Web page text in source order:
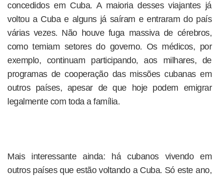
concedidos em Cuba. A maioria desses viajantes já
voltou a Cuba e alguns já saíram e entraram do país
várias vezes. Não houve fuga massiva de cérebros,
como temiam setores do governo. Os médicos, por
exemplo, continuam participando, aos milhares, de
programas de cooperação das missões cubanas em
outros países, apesar de que hoje podem emigrar
legalmente com toda a família.
Mais interessante ainda: há cubanos vivendo em
outros países que estão voltando a Cuba. Só este ano,